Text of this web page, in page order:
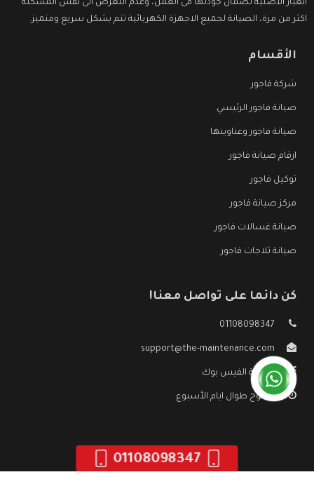
الغيار الاصلية لضمان جودتها فى العمل، وعدم التعرض الى نفس المشكلة
اكثر من مرة، الصيانة لجميع الاجهزة الكهربائية تتم بشكل سريع ومتميز.
الأقسام
شركة فاجور
صيانة فاجور الرئيسي
صيانة فاجور وعناوينها
ارقام صيانة فاجور
توكيل فاجور
مركز صيانة فاجور
صيانة غسالات فاجور
صيانة ثلاجات فاجور
كن دائما على تواصل معنا!
01108098347
support@the-maintenance.com
صفحة الفيس بوك
مفتوح طوال ايام الأسبوع
01108098347